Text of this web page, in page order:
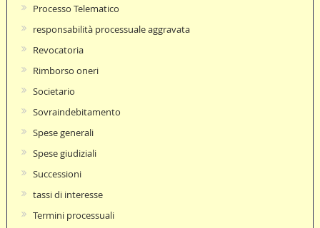
Processo Telematico
responsabilità processuale aggravata
Revocatoria
Rimborso oneri
Societario
Sovraindebitamento
Spese generali
Spese giudiziali
Successioni
tassi di interesse
Termini processuali